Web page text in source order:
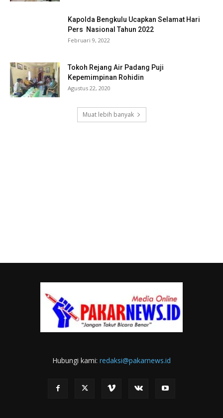
Kapolda Bengkulu Ucapkan Selamat Hari
Pers Nasional Tahun 2022
Februari 9, 2022
Tokoh Rejang Air Padang Puji
Kepemimpinan Rohidin
Agustus 22, 2020
Muat lebih banyak
Hubungi kami: redaksi@pakarnews.id